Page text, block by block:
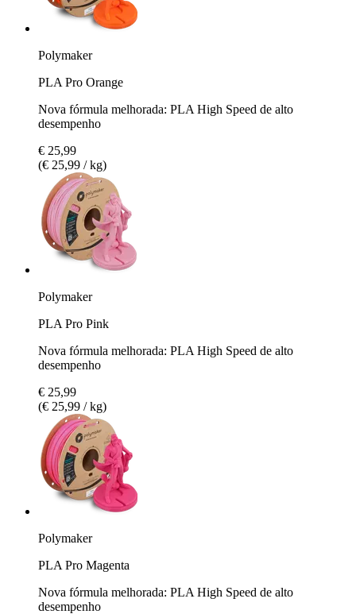
Polymaker
PLA Pro Orange
Nova fórmula melhorada: PLA High Speed de alto
desempenho
€ 25,99
(€ 25,99 / kg)
Polymaker
PLA Pro Pink
Nova fórmula melhorada: PLA High Speed de alto
desempenho
€ 25,99
(€ 25,99 / kg)
Polymaker
PLA Pro Magenta
Nova fórmula melhorada: PLA High Speed de alto
desempenho